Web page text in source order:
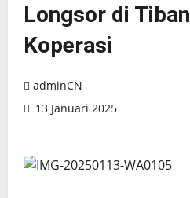
Longsor di Tiban
Koperasi
adminCN
13 Januari 2025